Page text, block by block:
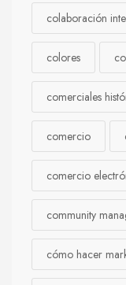
colaboración
colores
comerciales
comercio
comercio
community
cómo hacer